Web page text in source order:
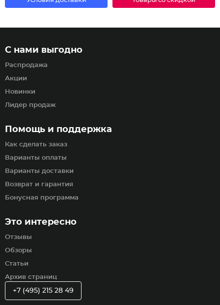
Помощь и поддержка
Как сделать заказ
Варианты оплаты
Варианты доставки
Возврат и гарантия
Бонусная программа
С нами выгодно
Распродажа
Акции
Новинки
Лидер продаж
Это интересно
Отзывы
Обзоры
Статьи
Архив страниц
+7 (495) 215 28 49